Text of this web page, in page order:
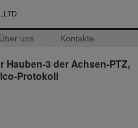
Über uns Kontakte
Hauben-3 der Achsen-PTZ,
Protokoll